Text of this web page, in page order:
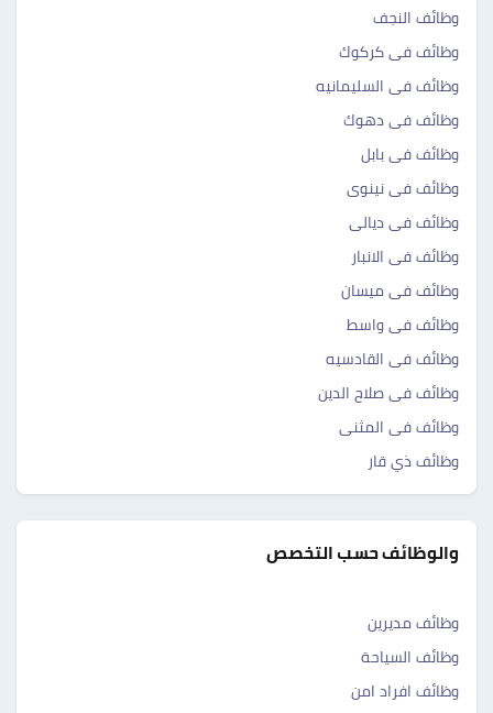
وظائف النجف
وظائف فى كركوك
وظائف فى السليمانيه
وظائف فى دهوك
وظائف فى بابل
وظائف فى نينوى
وظائف فى ديالى
وظائف فى الانبار
وظائف فى ميسان
وظائف فى واسط
وظائف فى القادسيه
وظائف فى صلاح الدين
وظائف فى المثنى
وظائف ذي قار
والوظائف حسب التخصص
وظائف مديرين
وظائف السياحة
وظائف افراد امن